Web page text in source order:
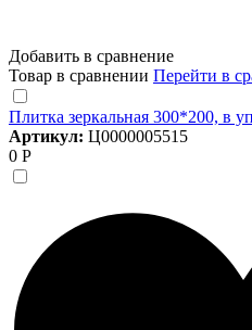
Добавить в сравнение
Товар в сравнении Перейти в
Плитка зеркальная 300*200, в
Артикул: Ц0000005515
0 Р